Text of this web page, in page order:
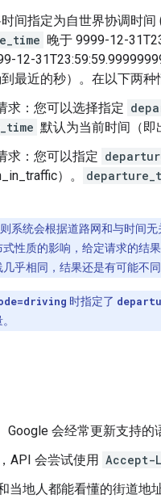
间指定为自世界协调时
晚于 9999-12-
12-
最近的秒）。在以下两种
求：您可以选择指定
默认为当前时间（即
求：您可以指定
）。
系统会根据道路网和与时间
性质的影响，给定请求的结
乎相同，结果还是有可能不同
时指定了
Google 会经常更新支持的
，API 会尝试使用 Accept-
当地人都能看懂的街道地